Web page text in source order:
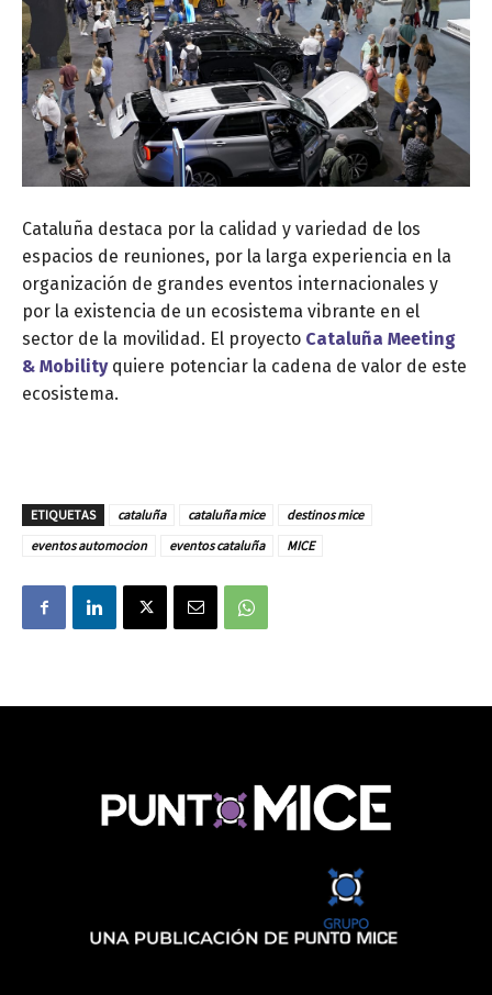
Cataluña destaca por la calidad y variedad de los
espacios de reuniones, por la larga experiencia en la
organización de grandes eventos internacionales y
por la existencia de un ecosistema vibrante en el
sector de la movilidad. El proyecto Cataluña Meeting
& Mobility quiere potenciar la cadena de valor de este
ecosistema.
ETIQUETAS cataluña cataluña mice
destinos mice
eventos automocion
eventos cataluña MICE